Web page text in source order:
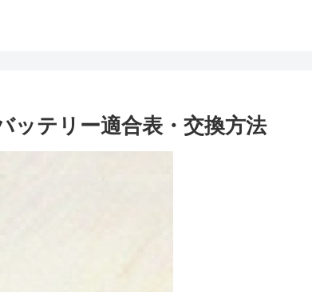
ッテリー適合表・交換方法